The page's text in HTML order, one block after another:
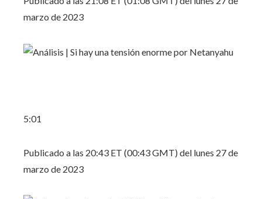
marzo de 2023
5:01
Publicado a las 20:43 ET (00:43 GMT) del lunes 27 de
marzo de 2023